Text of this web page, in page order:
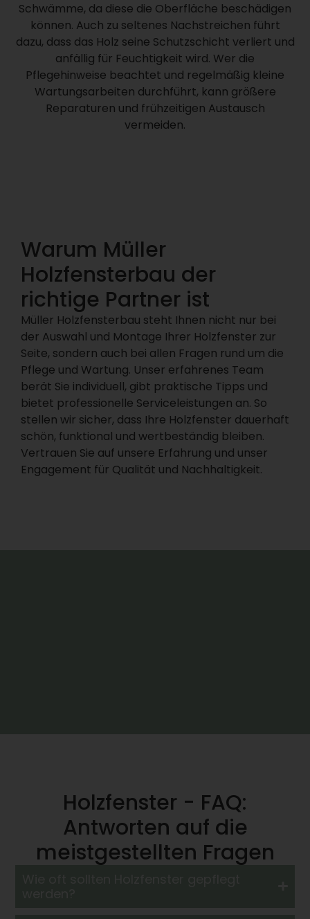
Schwämme, da diese die Oberfläche beschädigen
können. Auch zu seltenes Nachstreichen führt
dazu, dass das Holz seine Schutzschicht verliert und
anfällig für Feuchtigkeit wird. Wer die
Pflegehinweise beachtet und regelmäßig kleine
Wartungsarbeiten durchführt, kann größere
Reparaturen und frühzeitigen Austausch
vermeiden.
Warum Müller
Holzfensterbau der
richtige Partner ist
Müller Holzfensterbau steht Ihnen nicht nur bei
der Auswahl und Montage Ihrer Holzfenster zur
Seite, sondern auch bei allen Fragen rund um die
Pflege und Wartung. Unser erfahrenes Team
berät Sie individuell, gibt praktische Tipps und
bietet professionelle Serviceleistungen an. So
stellen wir sicher, dass Ihre Holzfenster dauerhaft
schön, funktional und wertbeständig bleiben.
Vertrauen Sie auf unsere Erfahrung und unser
Engagement für Qualität und Nachhaltigkeit.
Holzfenster - FAQ:
Antworten auf die
meistgestellten Fragen